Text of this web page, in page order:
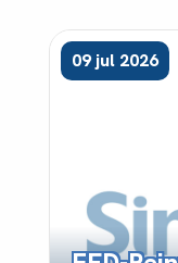
09 jul 2026